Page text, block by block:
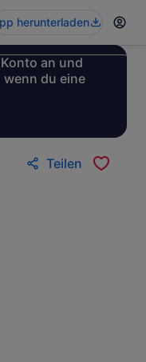
herunterladen
an und
wenn du eine
Teilen